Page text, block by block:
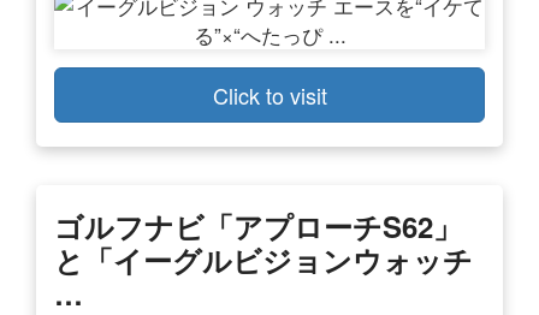
Click to visit
ゴルフナビ「アプローチS62」
と「イーグルビジョンウォッチ
…